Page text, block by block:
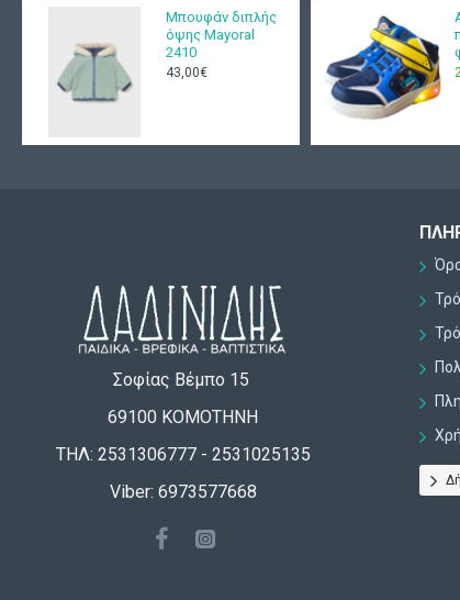
Mπουφάν διπλής
όψης Mayoral
2410
43,00€
Σοφίας Βέμπο 15
69100 ΚΟΜΟΤΗΝΗ
ΤΗΛ: 2531306777 - 2531025135
Viber: 6973577668